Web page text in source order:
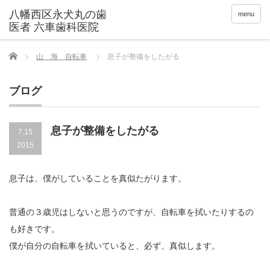
menu
Home 山 海 自転車 息子が整備をしたがる
ブログ
7.15
2015
息子が整備をしたがる
息子は、僕がしていることを真似たがります。
普通の３歳児はしないと思うのですが、自転車を拭いたりするの
も好きです。
僕が自分の自転車を拭いていると、必ず、真似します。